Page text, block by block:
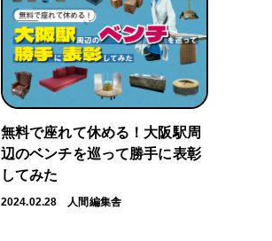
無料で座れて休める！大阪駅周
辺のベンチを巡って勝手に表彰
してみた
2024.02.28 人間編集舎